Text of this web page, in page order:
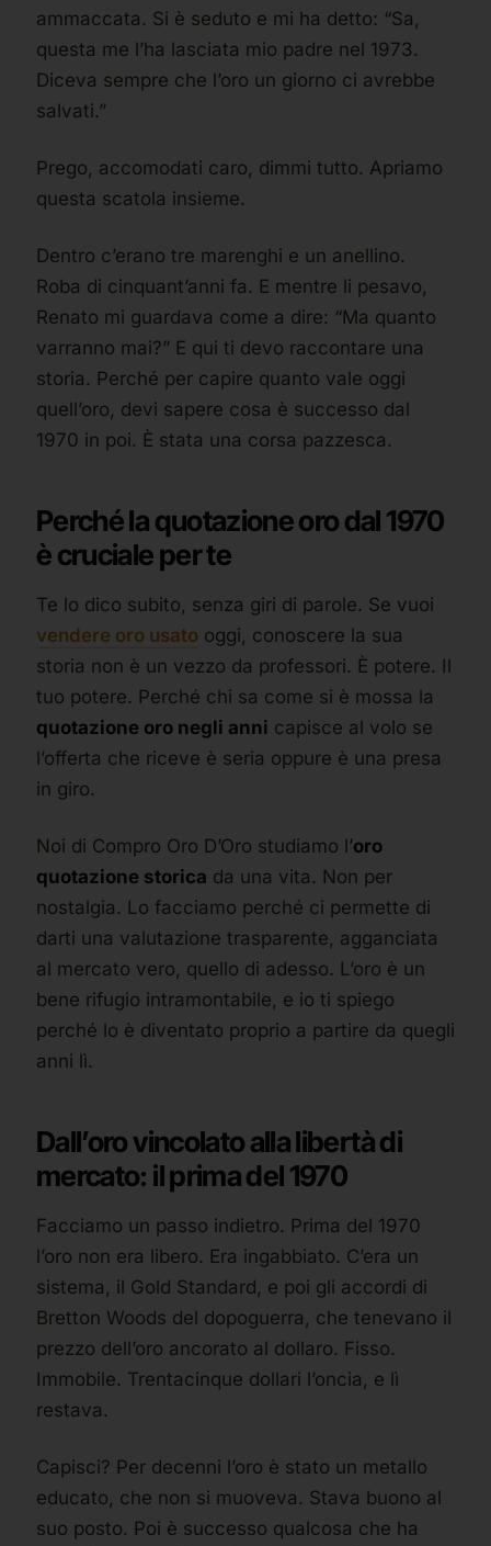
ammaccata. Si è seduto e mi ha detto: “Sa,
questa me l’ha lasciata mio padre nel 1973.
Diceva sempre che l’oro un giorno ci avrebbe
salvati.”
Prego, accomodati caro, dimmi tutto. Apriamo
questa scatola insieme.
Dentro c’erano tre marenghi e un anellino.
Roba di cinquant’anni fa. E mentre li pesavo,
Renato mi guardava come a dire: “Ma quanto
varranno mai?” E qui ti devo raccontare una
storia. Perché per capire quanto vale oggi
quell’oro, devi sapere cosa è successo dal
1970 in poi. È stata una corsa pazzesca.
Perché la quotazione oro dal 1970
è cruciale per te
Te lo dico subito, senza giri di parole. Se vuoi
vendere oro usato oggi, conoscere la sua
storia non è un vezzo da professori. È potere. Il
tuo potere. Perché chi sa come si è mossa la
quotazione oro negli anni capisce al volo se
l’offerta che riceve è seria oppure è una presa
in giro.
Noi di Compro Oro D’Oro studiamo l’oro
quotazione storica da una vita. Non per
nostalgia. Lo facciamo perché ci permette di
darti una valutazione trasparente, agganciata
al mercato vero, quello di adesso. L’oro è un
bene rifugio intramontabile, e io ti spiego
perché lo è diventato proprio a partire da quegli
anni lì.
Dall’oro vincolato alla libertà di
mercato: il prima del 1970
Facciamo un passo indietro. Prima del 1970
l’oro non era libero. Era ingabbiato. C’era un
sistema, il Gold Standard, e poi gli accordi di
Bretton Woods del dopoguerra, che tenevano il
prezzo dell’oro ancorato al dollaro. Fisso.
Immobile. Trentacinque dollari l’oncia, e lì
restava.
Capisci? Per decenni l’oro è stato un metallo
educato, che non si muoveva. Stava buono al
suo posto. Poi è successo qualcosa che ha